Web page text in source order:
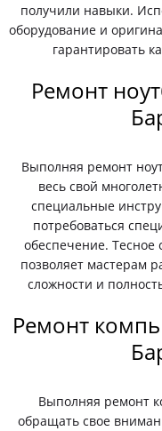
получили навыки.
оборудование и
гарантировать
Ремонт
Выполняя ремонт
весь свой
специальные
потребоваться
обеспечение. Тесное
позволяет мастерам
сложности и
Ремонт
Выполняя ремонт
обращать свое